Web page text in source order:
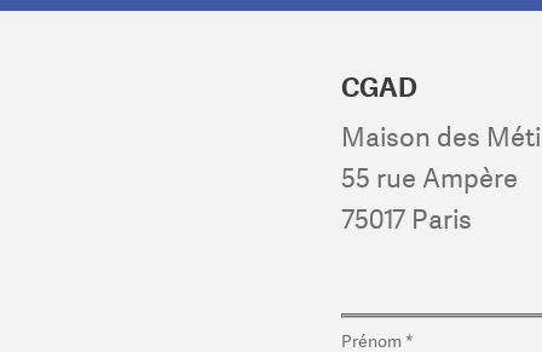
CGAD
Maison des
55 rue Ampère
75017 Paris
Prénom *